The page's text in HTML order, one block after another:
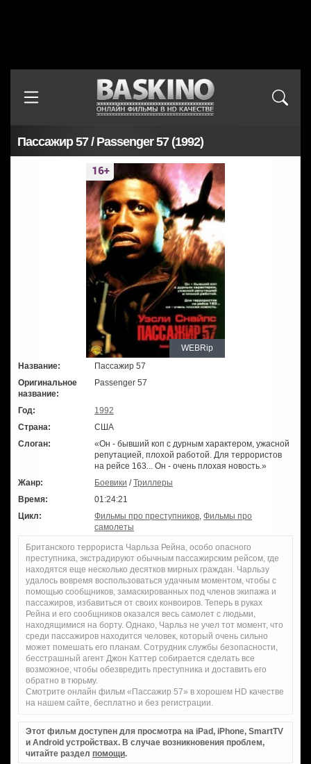
Пассажир 57 / Passenger 57 (1992)
WEBRip
Название:
Пассажир 57
Оригинальное
название:
Passenger 57
Год:
1992
Страна:
США
Слоган:
«Он - бывший коп с дурным характером, ужасной
репутацией, плохой работой. Для террористов
на рейсе 163... Он - очень плохая новость.»
Жанр:
Боевики /Триллеры
Время:
01:24:21
Цикл:
Фильмы про преступников, Фильмы про
самолеты
Британского террориста Чарльза Рейна, особо опасного
преступника, экстрадируют обычным пассажирским рейсом, где
находятся еще несколько десятков мирных граждан. Чарльзу
удалось вовремя воспользоваться удачным моментом, чтобы с
помощью сообщников, замаскированных под членов экипажа и
пассажиров, избавиться от своих конвоиров. Теперь в руках
Рейна и его сообщников оказался весь самолет с людьми,
находящимися на борту. Однако, Чарльз не учел тот момент, что
среди пассажиров находится человек, который очень сильно
может помешать его планам. Сотрудник службы безопасности,
бесстрашный агент Джон Каттер собирается сделать все
возможное, чтобы обезвредить преступника и доставить его
обратно в тюрьму.
Смотрите онлайн фильм «Пассажир 57» в хорошем HD качестве
на нашем сайте, бесплатно и без регистрации.
Этот фильм доступен для просмотра на iPad, iPhone, SmartTV
и Android устройствах. В случае возникновения проблем,
читайте раздел помощи.